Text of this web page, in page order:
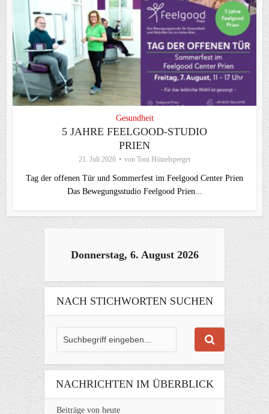
Gesundheit
5 JAHRE FEELGOOD-STUDIO
PRIEN
21. Juli 2026 von Toni Hötzelsperger
Tag der offenen Tür und Sommerfest im Feelgood Center Prien
Das Bewegungsstudio Feelgood Prien...
Donnerstag, 6. August 2026
NACH STICHWORTEN SUCHEN
NACHRICHTEN IM ÜBERBLICK
Beiträge von heute